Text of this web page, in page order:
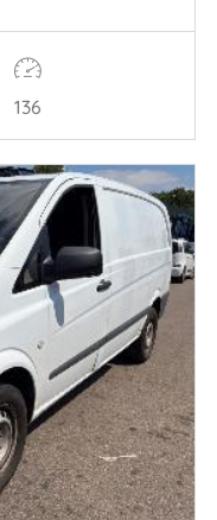
136